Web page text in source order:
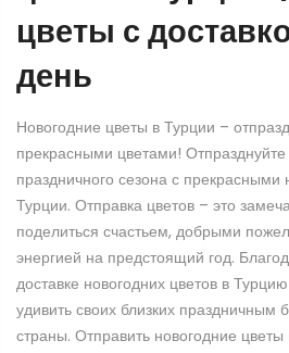
цветы с
день
Новогодние цветы в Турции –
прекрасными цветами!
праздничного сезона с
Турции. Отправка цветов – это
поделиться счастьем, добрыми
энергией на предстоящий год.
доставке новогодних цветов в
удивить своих близких праздничным
страны. Отправить новогодние